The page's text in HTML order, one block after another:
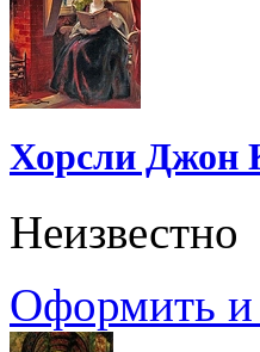
Хорсли Джон
Неизвестно
Оформить и